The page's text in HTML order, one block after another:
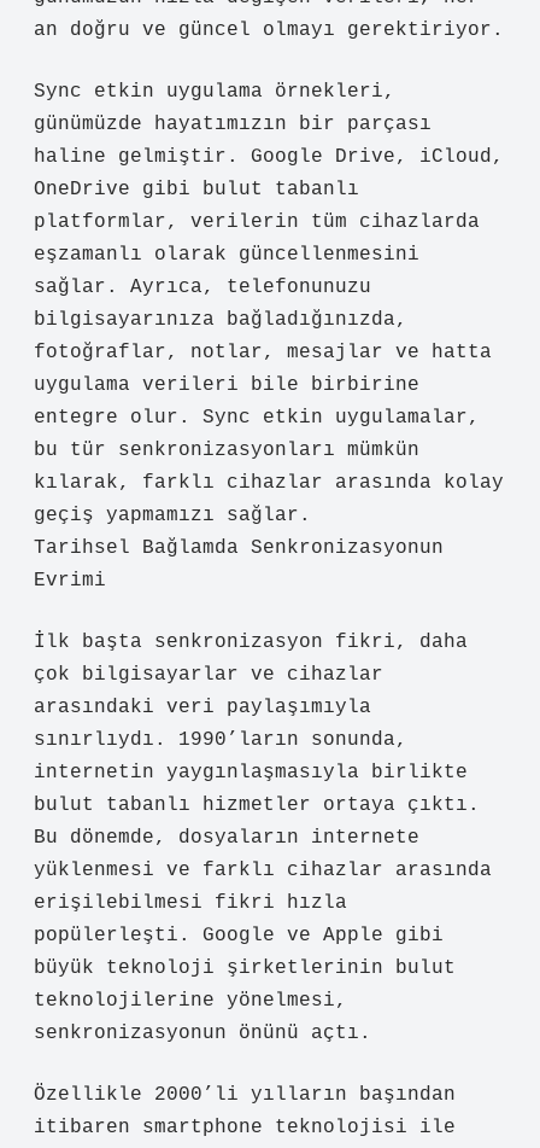
an doğru ve güncel olmayı gerektiriyor.
Sync etkin uygulama örnekleri,
günümüzde hayatımızın bir parçası
haline gelmiştir. Google Drive, iCloud,
OneDrive gibi bulut tabanlı
platformlar, verilerin tüm cihazlarda
eşzamanlı olarak güncellenmesini
sağlar. Ayrıca, telefonunuzu
bilgisayarınıza bağladığınızda,
fotoğraflar, notlar, mesajlar ve hatta
uygulama verileri bile birbirine
entegre olur. Sync etkin uygulamalar,
bu tür senkronizasyonları mümkün
kılarak, farklı cihazlar arasında kolay
geçiş yapmamızı sağlar.
Tarihsel Bağlamda Senkronizasyonun
Evrimi
İlk başta senkronizasyon fikri, daha
çok bilgisayarlar ve cihazlar
arasındaki veri paylaşımıyla
sınırlıydı. 1990’ların sonunda,
internetin yaygınlaşmasıyla birlikte
bulut tabanlı hizmetler ortaya çıktı.
Bu dönemde, dosyaların internete
yüklenmesi ve farklı cihazlar arasında
erişilebilmesi fikri hızla
popülerleşti. Google ve Apple gibi
büyük teknoloji şirketlerinin bulut
teknolojilerine yönelmesi,
senkronizasyonun önünü açtı.
Özellikle 2000’li yılların başından
itibaren smartphone teknolojisi ile